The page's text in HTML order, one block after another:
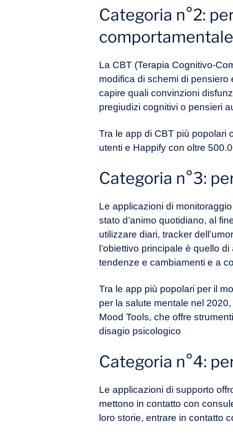
Categoria n°2:
comportamentale
La CBT (Terapia Cognitivo-
modifica di schemi di
capire quali convinzioni
pregiudizi cognitivi o pensieri
Tra le app di CBT più popolari
utenti e Happify con oltre
Categoria n°3:
Le applicazioni di
stato d’animo quotidiano, al
utilizzare diari, tracker
l’obiettivo principale è quello
tendenze e cambiamenti e a
Tra le app più popolari per il
per la salute mentale nel
Mood Tools, che offre
disagio psicologico
Categoria n°4:
Le applicazioni di supporto
mettono in contatto con
loro storie, entrare in contatto